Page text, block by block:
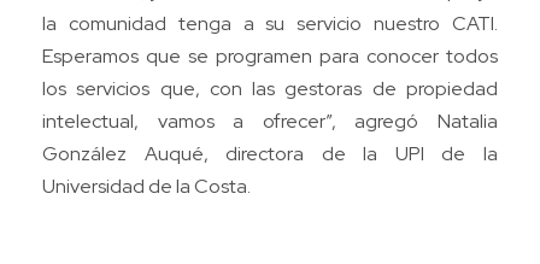
la comunidad tenga a su servicio nuestro CATI.
Esperamos que se programen para conocer todos
los servicios que, con las gestoras de propiedad
intelectual, vamos a ofrecer”, agregó Natalia
González Auqué, directora de la UPI de la
Universidad de la Costa.